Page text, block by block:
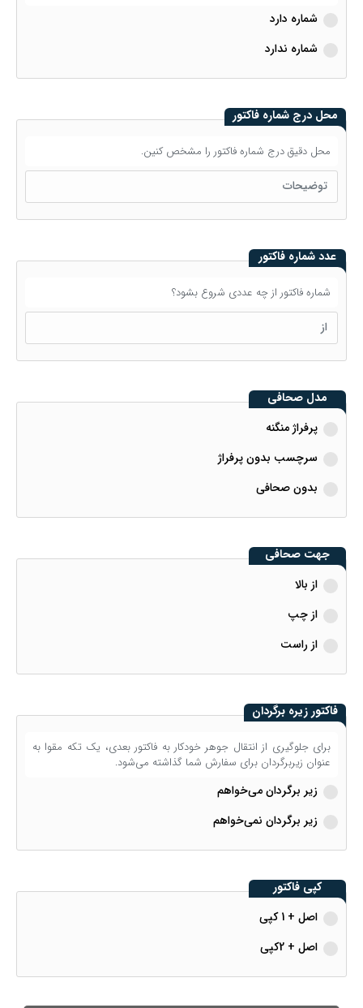
شماره دارد
شماره ندارد
محل درج شماره فاکتور
محل دقیق درج شماره فاکتور را مشخص کنین.
عدد شماره فاکتور
شماره فاکتور از چه عددی شروع بشود؟
مدل صحافی
پرفراژ منگنه
سرچسب بدون پرفراژ
بدون صحافی
جهت صحافی
از بالا
از چپ
از راست
فاکتور زیره برگردان
برای جلوگیری از انتقال جوهر خودکار به فاکتور بعدی، یک تکه مقوا به
عنوان زیربرگردان برای سفارش شما گذاشته می‌شود.
زیر برگردان می‌خواهم
زیر برگردان نمی‌خواهم
کپی فاکتور
اصل + 1 کپی
اصل + 2کپی